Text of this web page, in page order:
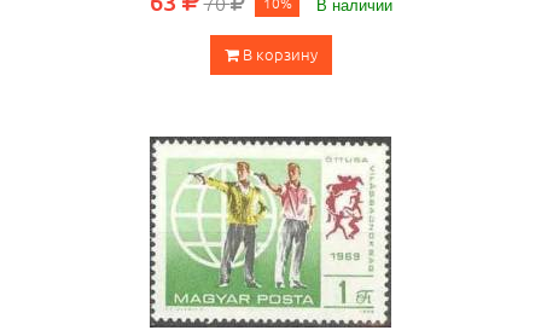
В корзину